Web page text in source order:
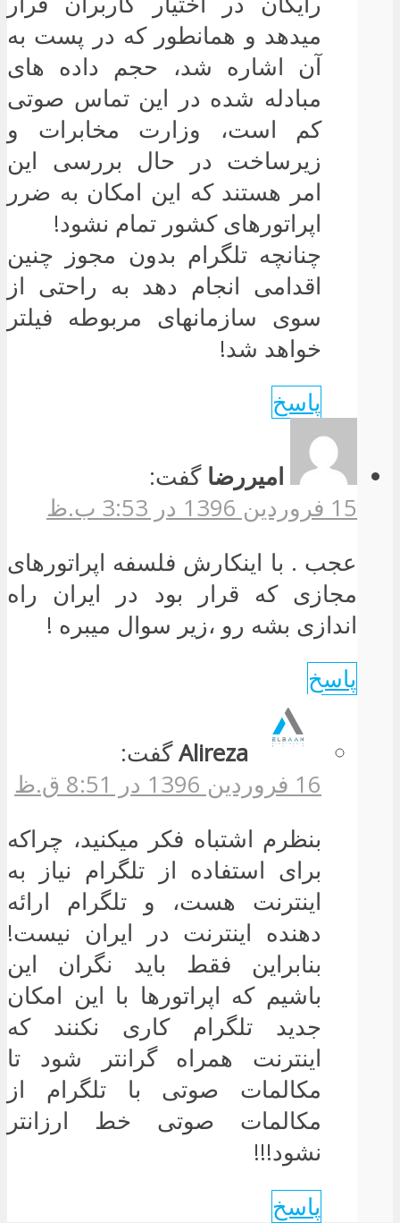
میدهد و همانطور که در پست به
آن اشاره شد، حجم داده های
مبادله شده در این تماس صوتی
کم است، وزارت مخابرات و
زیرساخت در حال بررسی این
امر هستند که این امکان به ضرر
اپراتورهای کشور تمام نشود!
چنانچه تلگرام بدون مجوز چنین
اقدامی انجام دهد به راحتی از
سوی سازمانهای مربوطه فیلتر
خواهد شد!
پاسخ
امیررضا گفت:
15 فروردین 1396 در 3:53 ب.ظ
عجب . با اینکارش فلسفه اپراتورهای
مجازی که قرار بود در ایران راه
اندازی بشه رو ،زیر سوال میبره !
پاسخ
Alireza گفت:
16 فروردین 1396 در 8:51 ق.ظ
بنظرم اشتباه فکر میکنید، چراکه
برای استفاده از تلگرام نیاز به
اینترنت هست، و تلگرام ارائه
دهنده اینترنت در ایران نیست!
بنابراین فقط باید نگران این
باشیم که اپراتورها با این امکان
جدید تلگرام کاری نکنند که
اینترنت همراه گرانتر شود تا
مکالمات صوتی با تلگرام از
مکالمات صوتی خط ارزانتر
نشود!!!
پاسخ